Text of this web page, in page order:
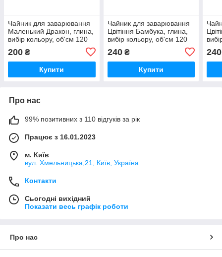
Чайник для заварювання
Маленький Дракон, глина,
вибір кольору, об'єм 120
200 ₴
Купити
Чайник для заварювання
Цвітіння Бамбука, глина,
вибір кольору, об'єм 120
240₴
Купити
240
Про нас
99% позитивних з 110 відгуків за рік
Працює з 16.01.2023
м. Київ
вул. Хмельницька,21, Київ, Україна
Контакти
Сьогодні вихідний
Показати весь графік роботи
Про нас